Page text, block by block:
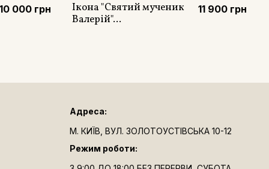
10 000 грн
Ікона "Святий мученик
Валерій"...
11 900 грн
Адреса:
М. КИЇВ, ВУЛ. ЗОЛОТОУСТІВСЬКА 10-12
Режим роботи: